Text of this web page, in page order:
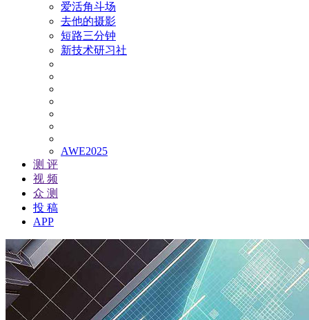
爱活角斗场
去他的摄影
短路三分钟
新技术研习社
AWE2025
测 评
视 频
众 测
投 稿
APP